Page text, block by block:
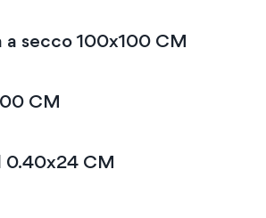
secco 100x100 CM
CM
0.40x24 CM